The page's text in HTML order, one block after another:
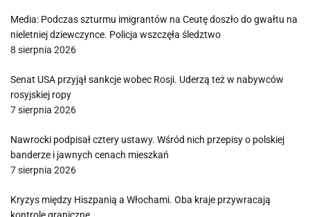
Media: Podczas szturmu imigrantów na Ceutę doszło do gwałtu na
nieletniej dziewczynce. Policja wszczęła śledztwo
8 sierpnia 2026
Senat USA przyjął sankcje wobec Rosji. Uderzą też w nabywców
rosyjskiej ropy
7 sierpnia 2026
Nawrocki podpisał cztery ustawy. Wśród nich przepisy o polskiej
banderze i jawnych cenach mieszkań
7 sierpnia 2026
Kryzys między Hiszpanią a Włochami. Oba kraje przywracają